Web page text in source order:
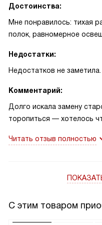
Достоинства:
Мне понравилось: тихая
полок, равномерное
Недостатки:
Недостатков не заметила.
Комментарий:
Долго искала замену
торопиться — хотелось
квартире: теперь можно
освещение помогает
несколько блюд, и я
Читать отзыв полностью
С этим товаром